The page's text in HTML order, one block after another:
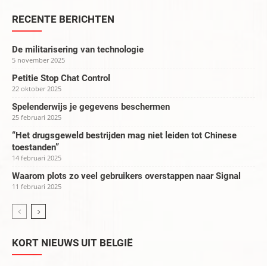
RECENTE BERICHTEN
De militarisering van technologie
5 november 2025
Petitie Stop Chat Control
22 oktober 2025
Spelenderwijs je gegevens beschermen
25 februari 2025
“Het drugsgeweld bestrijden mag niet leiden tot Chinese
toestanden”
14 februari 2025
Waarom plots zo veel gebruikers overstappen naar Signal
11 februari 2025
KORT NIEUWS UIT BELGIË